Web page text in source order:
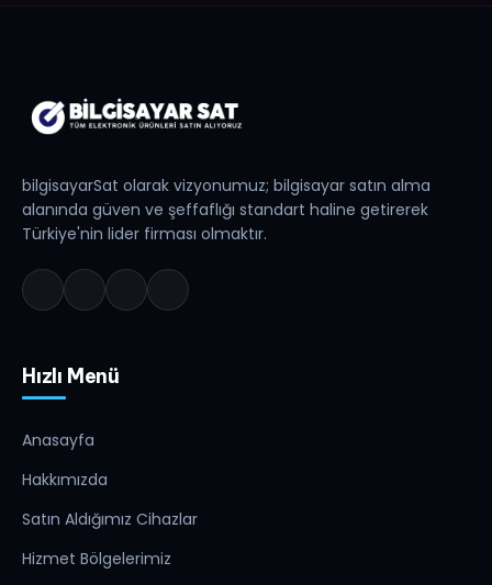
bilgisayarSat olarak vizyonumuz; bilgisayar satın alma
alanında güven ve şeffaflığı standart haline getirerek
Türkiye'nin lider firması olmaktır.
Hızlı Menü
Anasayfa
Hakkımızda
Satın Aldığımız Cihazlar
Hizmet Bölgelerimiz